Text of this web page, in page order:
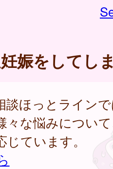
娠をしてし
談ほっとライン
々な悩みについ
ています。